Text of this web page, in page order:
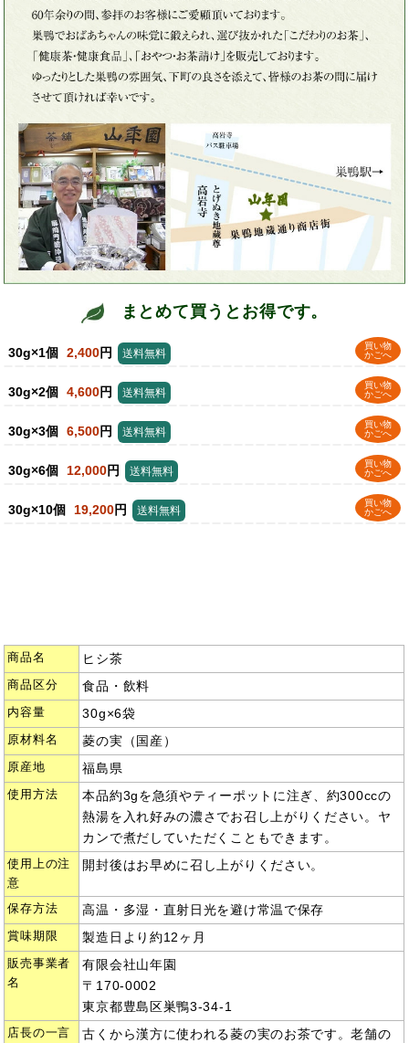
まとめて買うとお得です。
30g×1個 2,400円
買い物
かごへ
送料無料
30g×2個 4,600円
買い物
かごへ
送料無料
30g×3個 6,500円
買い物
かごへ
送料無料
30g×6個 12,000円
買い物
かごへ
送料無料
30g×10個 19,200円
買い物
かごへ
送料無料
商品名 ヒシ茶
商品区分 食品・飲料
内容量 30g×6袋
原材料名 菱の実（国産）
原産地 福島県
使用方法
本品約3gを急須やティーポットに注ぎ、約300ccの
熱湯を入れ好みの濃さでお召し上がりください。ヤ
カンで煮だしていただくこともできます。
使用上の注
意
開封後はお早めに召し上がりください。
保存方法 高温・多湿・直射日光を避け常温で保存
賞味期限 製造日より約12ヶ月
販売事業者
名
有限会社山年園
〒170-0002
東京都豊島区巣鴨3-34-1
店長の一言
古くから漢方に使われる菱の実のお茶です。老舗の